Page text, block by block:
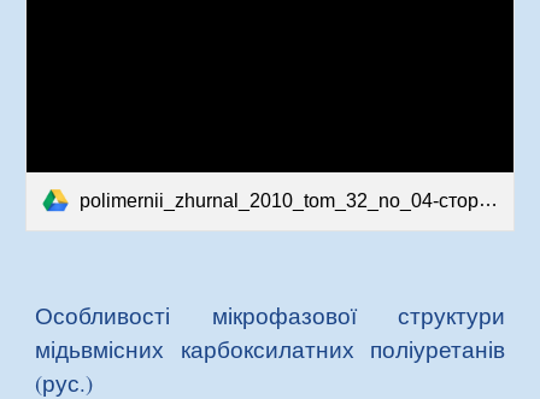
polimernii_zhurnal_2010_tom_32_no_04-сторінки-13-18.pdf
Особливості мікрофазової структури
мідьвмісних карбоксилатних поліуретанів
(рус.)